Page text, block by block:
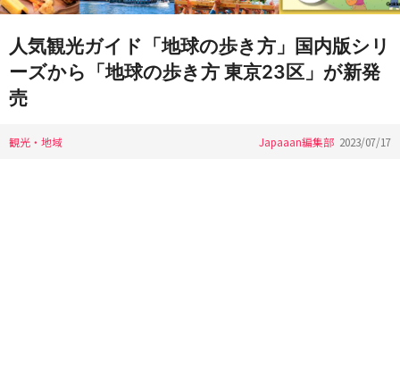
人気観光ガイド「地球の歩き方」国内版シリ
ーズから「地球の歩き方 東京23区」が新発
売
観光・地域 Japaaan編集部 2023/07/17